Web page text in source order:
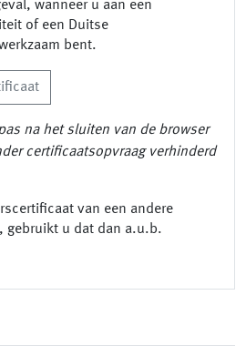
wanneer u aan een
of een Duitse
bent.
na het sluiten van de browser
certificaatsopvraag verhinderd
van een andere
gebruikt u dat dan a.u.b.